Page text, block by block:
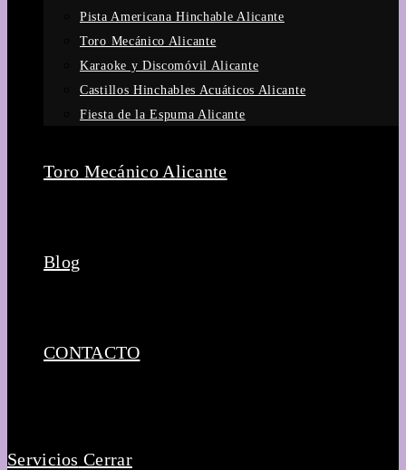
Pista Americana Hinchable Alicante
Toro Mecánico Alicante
Karaoke y Discomóvil Alicante
Castillos Hinchables Acuáticos Alicante
Fiesta de la Espuma Alicante
Toro Mecánico Alicante
Blog
CONTACTO
Servicios Cerrar